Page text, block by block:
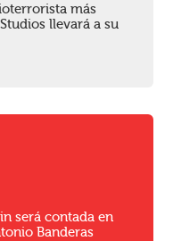
más
llevará a su
será contada en
Banderas